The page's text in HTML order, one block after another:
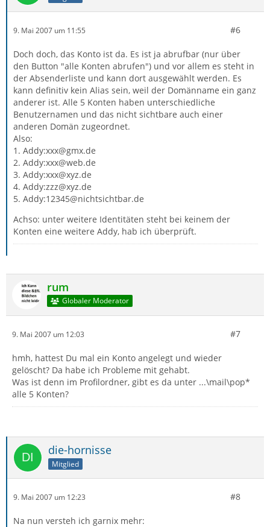
9. Mai 2007 um 11:55 #6
Doch doch, das Konto ist da. Es ist ja abrufbar (nur über
den Button "alle Konten abrufen") und vor allem es steht in
der Absenderliste und kann dort ausgewählt werden. Es
kann definitiv kein Alias sein, weil der Domänname ein ganz
anderer ist. Alle 5 Konten haben unterschiedliche
Benutzernamen und das nicht sichtbare auch einer
anderen Domän zugeordnet.
Also:
1. Addy:xxx@gmx.de
2. Addy:xxx@web.de
3. Addy:xxx@xyz.de
4. Addy:zzz@xyz.de
5. Addy:12345@nichtsichtbar.de
Achso: unter weitere Identitäten steht bei keinem der
Konten eine weitere Addy, hab ich überprüft.
rum
Globaler Moderator
9. Mai 2007 um 12:03 #7
hmh, hattest Du mal ein Konto angelegt und wieder
gelöscht? Da habe ich Probleme mit gehabt.
Was ist denn im Profilordner, gibt es da unter ...\mail\pop*
alle 5 Konten?
die-hornisse
Mitglied
9. Mai 2007 um 12:23 #8
Na nun versteh ich garnix mehr: